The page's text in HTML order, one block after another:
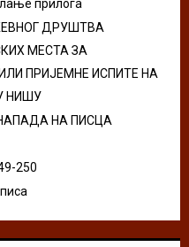
прилога
ДРУШТВА
МЕСТА ЗА
ПРИЈЕМНЕ ИСПИТЕ НА
НИШУ
НА ПИСЦА
250